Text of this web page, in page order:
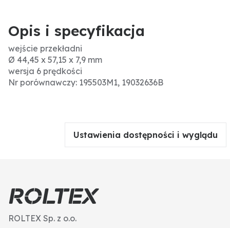
Opis i specyfikacja
wejście przekładni
Ø 44,45 x 57,15 x 7,9 mm
wersja 6 prędkości
Nr porównawczy: 195503M1, 19032636B
Ustawienia dostępności i wyglądu
ROLTEX Sp. z o.o.